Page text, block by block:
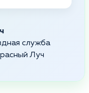
служба
Луч